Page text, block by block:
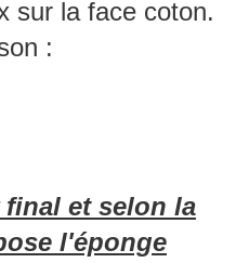
sur la face coton.
:
et selon la
l'éponge